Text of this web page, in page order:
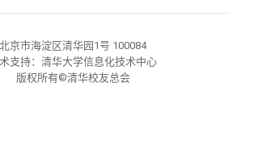
北京市海淀区清华园1号 100084
支持：清华大学信息化技术中心
版权所有©清华校友总会